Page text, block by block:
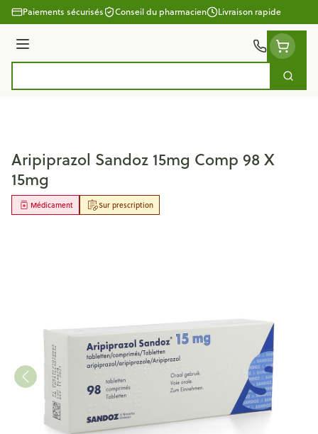
Aller au contenu
Paiements sécurisés Conseil du pharmacien Livraison rapide
Menu
Aripiprazol Sandoz 15mg Comp 98 X
15mg
Sur prescription
Médicament